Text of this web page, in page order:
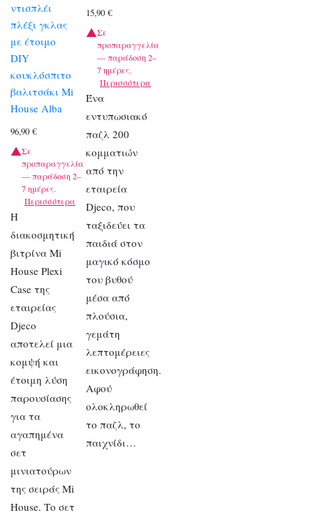
ντισπλέι
πλέξι γκλας
με έτοιμο
DIY
κουκλόσπιτο
βαλιτσάκι Mi
House Alba
96,90 €
Σε
προπαραγγελία
— παράδοση 2–
7 ημέρες.
Περισσότερα
Η
διακοσμητική
βιτρίνα Mi
House Plexi
Case της
εταιρείας
Djeco
αποτελεί μια
κομψή και
έτοιμη λύση
παρουσίασης
για τα
αγαπημένα
σετ
μινιατούρων
της σειράς Mi
House. Το σετ
15,90€
Σε
προπαραγγελία
— παράδοση 2–
7 ημέρες.
Περισσότερα
Ένα
εντυπωσιακό
παζλ 200
κομματιών
από την
εταιρεία
Djeco, που
ταξιδεύει τα
παιδιά στον
μαγικό κόσμο
του βυθού
μέσα από
πλούσια,
γεμάτη
λεπτομέρειες
εικονογράφηση.
Αφού
ολοκληρωθεί
το παζλ, το
παιχνίδι…